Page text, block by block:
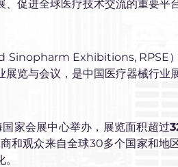
促进全球医疗技术交流的重要平台
Sinopharm Exhibitions, RPSE
览与会议，是中国医疗器械行业
家会展中心举办，展览面积超过
和观众来自全球30多个国家和地